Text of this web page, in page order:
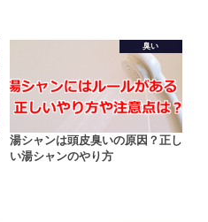
臭い
湯シャンは頭皮臭いの原因？正し
い湯シャンのやり方